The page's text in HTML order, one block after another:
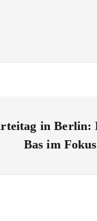
in Berlin:
Bas im